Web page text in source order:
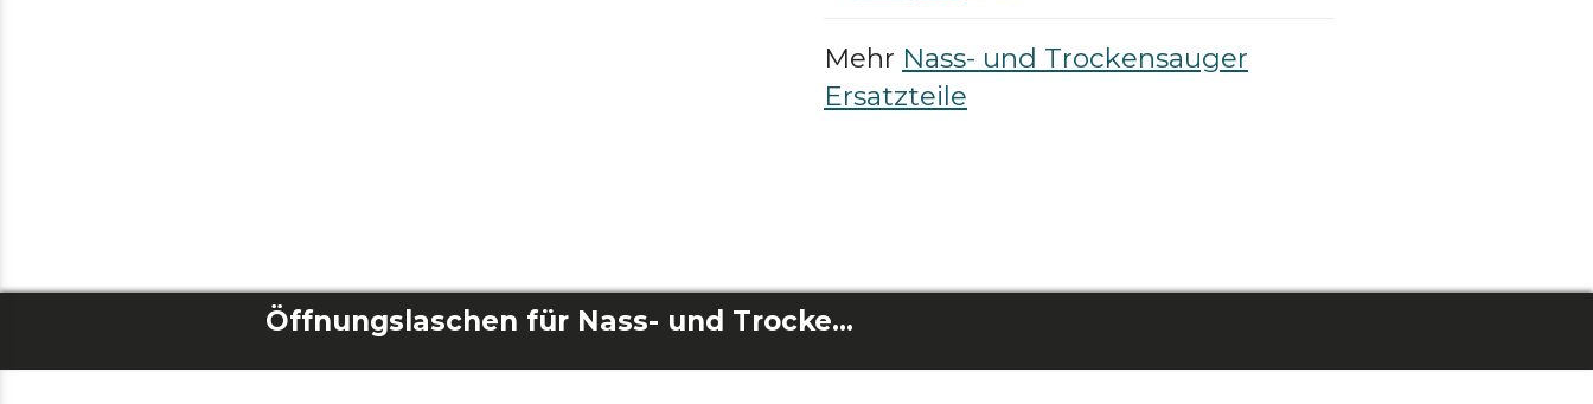
Mehr Nass- und Trockensauger
Ersatzteile
Öffnungslaschen für Nass- und Trockentanks (2 Stück)